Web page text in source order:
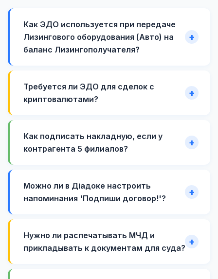
Как ЭДО используется при передаче
Лизингового оборудования (Авто) на
баланс Лизингополучателя?
Требуется ли ЭДО для сделок с
криптовалютами?
Как подписать накладную, если у
контрагента 5 филиалов?
Можно ли в Діадоке настроить
напоминания 'Подпиши договор!'?
Нужно ли распечатывать МЧД и
прикладывать к документам для суда?